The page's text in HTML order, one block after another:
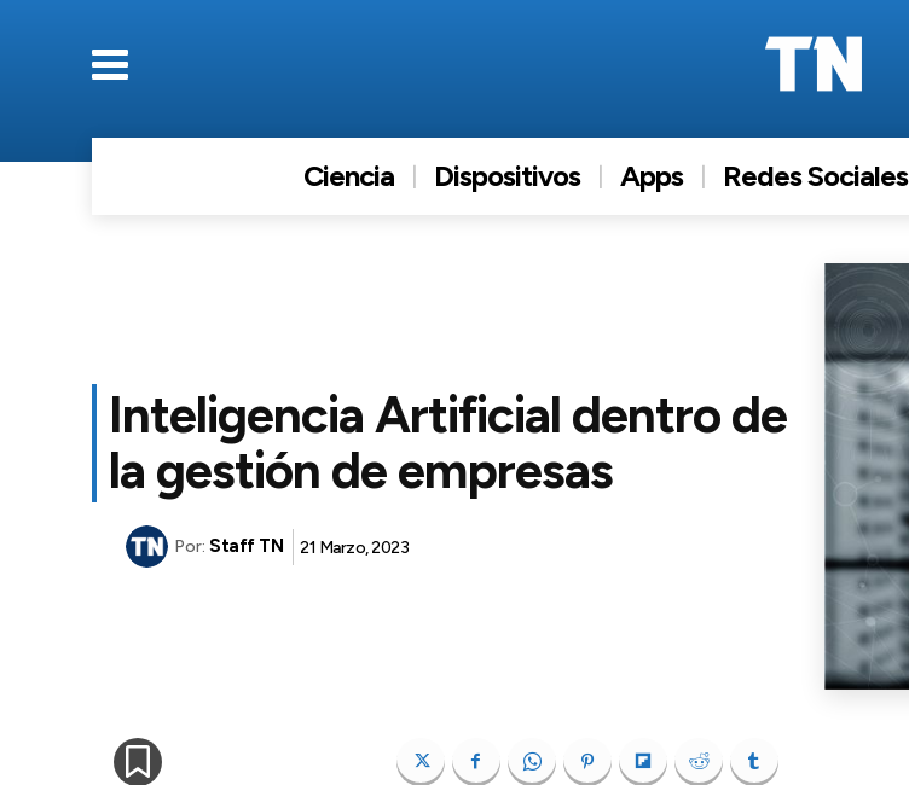
Ciencia Dispositivos Apps Redes Sociales
Inteligencia Artificial dentro de
la gestión de empresas
Por: Staff TN 21 Marzo, 2023